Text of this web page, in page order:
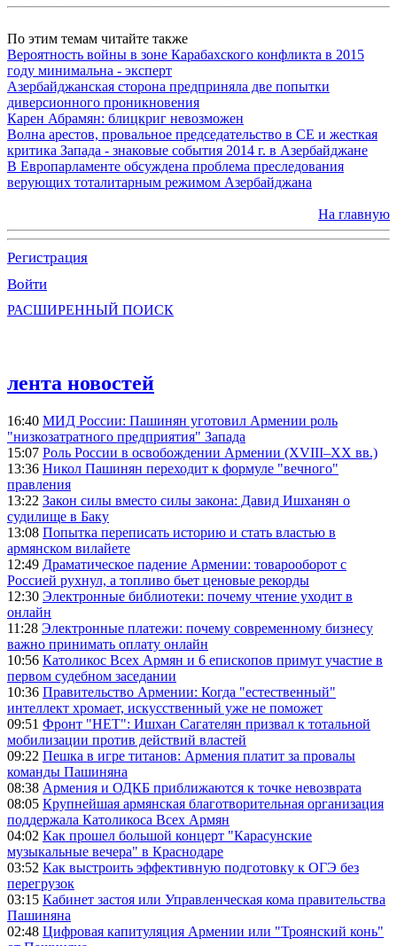
По этим темам читайте также
Вероятность войны в зоне Карабахского конфликта в 2015
году минимальна - эксперт
Азербайджанская сторона предприняла две попытки
диверсионного проникновения
Карен Абрамян: блицкриг невозможен
Волна арестов, провальное председательство в СЕ и жесткая
критика Запада - знаковые события 2014 г. в Азербайджане
В Европарламенте обсуждена проблема преследования
верующих тоталитарным режимом Азербайджана
На главную
Регистрация
Войти
РАСШИРЕННЫЙ ПОИСК
лента новостей
16:40 МИД России: Пашинян уготовил Армении роль
"низкозатратного предприятия" Запада
15:07 Роль России в освобождении Армении (XVIII–XX вв.)
13:36 Никол Пашинян переходит к формуле "вечного"
правления
13:22 Закон силы вместо силы закона: Давид Ишханян о
судилище в Баку
13:08 Попытка переписать историю и стать властью в
армянском вилайете
12:49 Драматическое падение Армении: товарооборот с
Россией рухнул, а топливо бьет ценовые рекорды
12:30 Электронные библиотеки: почему чтение уходит в
онлайн
11:28 Электронные платежи: почему современному бизнесу
важно принимать оплату онлайн
10:56 Католикос Всех Армян и 6 епископов примут участие в
первом судебном заседании
10:36 Правительство Армении: Когда "естественный"
интеллект хромает, искусственный уже не поможет
09:51 Фронт "НЕТ": Ишхан Сагателян призвал к тотальной
мобилизации против действий властей
09:22 Пешка в игре титанов: Армения платит за провалы
команды Пашиняна
08:38 Армения и ОДКБ приближаются к точке невозврата
08:05 Крупнейшая армянская благотворительная организация
поддержала Католикоса Всех Армян
04:02 Как прошел большой концерт "Карасунские
музыкальные вечера" в Краснодаре
03:52 Как выстроить эффективную подготовку к ОГЭ без
перегрузок
03:15 Кабинет застоя или Управленческая кома правительства
Пашиняна
02:48 Цифровая капитуляция Армении или "Троянский конь"